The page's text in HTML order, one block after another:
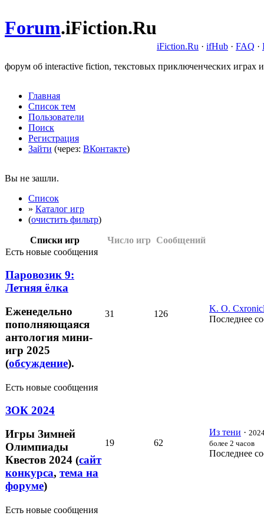
Forum.iFiction.Ru
iFiction.Ru · ifHub · FAQ ·
форум об interactive fiction, текстовых приключенческих играх
Главная
Список тем
Пользователи
Поиск
Регистрация
Зайти (через: ВКонтакте)
Вы не зашли.
Список
» Каталог игр
(очистить фильтр)
Списки игр Число игр
Сообщений
Есть новые сообщения
Паровозик 9:
Летняя ёлка
Еженедельно
пополняющаяся
антология мини-
игр 2025
(обсуждение).
31 126
K. O.
Последнее
Есть новые сообщения
ЗОК 2024
Игры Зимней
Олимпиады
Квестов 2024 (сайт
конкурса, тема на
форуме)
19 62
Из тени ·
более 2 часов
Последнее
Есть новые сообщения